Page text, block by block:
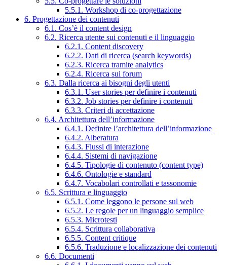
5.5.1. Workshop di co-progettazione
6. Progettazione dei contenuti
6.1. Cos’è il content design
6.2. Ricerca utente sui contenuti e il linguaggio
6.2.1. Content discovery
6.2.2. Dati di ricerca (search keywords)
6.2.3. Ricerca tramite analytics
6.2.4. Ricerca sui forum
6.3. Dalla ricerca ai bisogni degli utenti
6.3.1. User stories per definire i contenuti
6.3.2. Job stories per definire i contenuti
6.3.3. Criteri di accettazione
6.4. Architettura dell’informazione
6.4.1. Definire l’architettura dell’informazione
6.4.2. Alberatura
6.4.3. Flussi di interazione
6.4.4. Sistemi di navigazione
6.4.5. Tipologie di contenuto (content type)
6.4.6. Ontologie e standard
6.4.7. Vocabolari controllati e tassonomie
6.5. Scrittura e linguaggio
6.5.1. Come leggono le persone sul web
6.5.2. Le regole per un linguaggio semplice
6.5.3. Microtesti
6.5.4. Scrittura collaborativa
6.5.5. Content critique
6.5.6. Traduzione e localizzazione dei contenuti
6.6. Documenti